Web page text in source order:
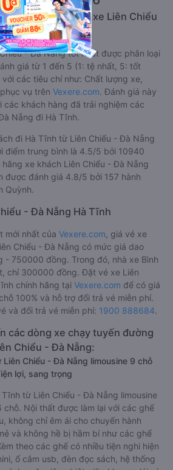
đường xe đi Hà Tĩnh từ
Nẵng 08/2026
đánh giá nhà xe Liên Chiểu
- Đà Nẵng tốt nhất được phân loại
giá từ 1 đến 5 (1: tệ nhất, 5: tốt
các tiêu chí như: Chất lượng xe,
vụ trênVexere.com. Đánh giá này
khách hàng đã trải nghiệm các
Nẵng đi Hà Tĩnh.
đi Hà Tĩnh từ Liên Chiểu - Đà Nẵng
điểm trung bình là 4.5/5 bởi 10940
xe khách Liên Chiểu - Đà Nẵng
được đánh giá 4.8/5 bởi 157 hành
Quỳnh.
- Đà Nẵng Hà Tĩnh
mới nhất củaVexere.com, giá vé xe
Chiểu - Đà Nẵng có mức giá dao
750000 đồng. Trong đó, nhà xe Bình
chỉ 300000 đồng. Đặt vé xe Liên
chính hãng tạiVexere.com để có giá
100% và hỗ trợ đổi trả vé miễn phí.
và đổi trả vé miễn phí:
các dòng xe chạy tuyến đường
Chiểu - Đà Nẵng:
Chiểu - Đà Nẵng limousine 9 chỗ
lợi, sang trọng
từ Liên Chiểu - Đà Nẵng limousine
chỗ. Nội thất được làm lại với các ghế
không chỉ êm ái cho chuyến hành